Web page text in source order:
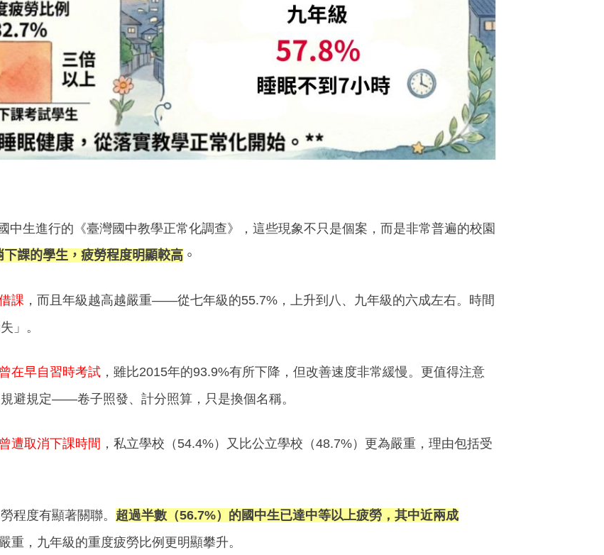
中生進行的《臺灣國中教學正常化調查》，這些現象不只是個案，而是非常普遍的校園
課的學生， 疲勞程度明顯較高 。
課 ，而且年級越高越嚴重——從七年級的55.7% ，上升到八、九年級的六成左右。時間
」。
在早自習時考試 ，雖比2015年的93.9%有所下降，但改善速度非常緩慢。更值得注意
避規定——卷子照發、計分照算，只是換個名稱。
遭取消下課時間 ，私立學校（ 54.4%）又比公立學校（48.7%）更為嚴重，理由包括受
程度有顯著關聯。 超過半數（56.7%）的國中生已達中等以上疲勞，其中近兩成
重，九年級的重度疲勞比例更明顯攀升。